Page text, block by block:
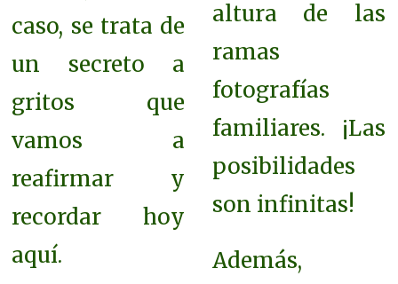
caso, se trata de
un secreto a
gritos que
vamos a
reafirmar y
recordar hoy
aquí.
altura de las
ramas
fotografías
familiares. ¡Las
posibilidades
son infinitas!
Además,